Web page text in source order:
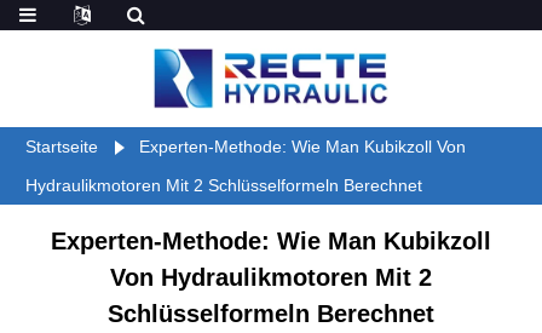
Startseite
Experten-Methode: Wie Man Kubikzoll Von
Hydraulikmotoren Mit 2 Schlüsselformeln Berechnet
Experten-Methode: Wie Man Kubikzoll
Von Hydraulikmotoren Mit 2
Schlüsselformeln Berechnet